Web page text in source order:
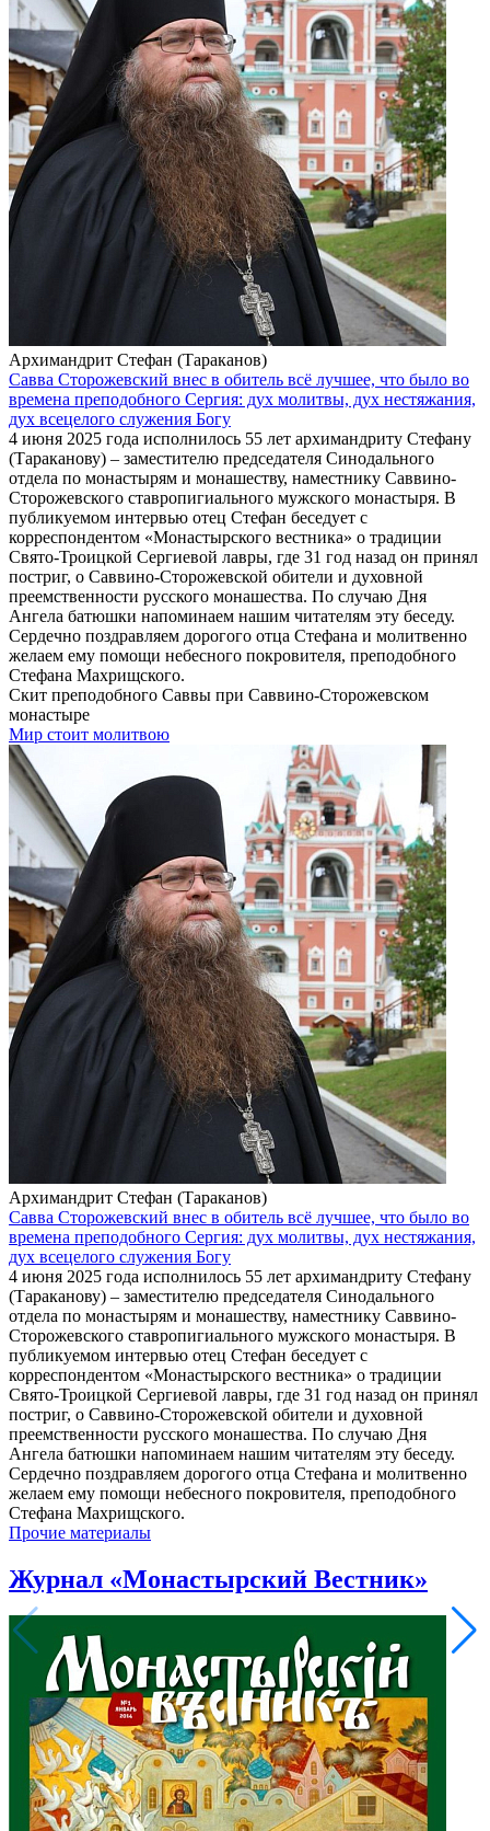
Архимандрит Стефан (Тараканов)
Савва Сторожевский внес в обитель всё лучшее, что было во
времена преподобного Сергия: дух молитвы, дух нестяжания,
дух всецелого служения Богу
4 июня 2025 года исполнилось 55 лет архимандриту Стефану
(Тараканову) – заместителю председателя Синодального
отдела по монастырям и монашеству, наместнику Саввино-
Сторожевского ставропигиального мужского монастыря. В
публикуемом интервью отец Стефан беседует с
корреспондентом «Монастырского вестника» о традиции
Свято-Троицкой Сергиевой лавры, где 31 год назад он принял
постриг, о Саввино-Сторожевской обители и духовной
преемственности русского монашества. По случаю Дня
Ангела батюшки напоминаем нашим читателям эту беседу.
Сердечно поздравляем дорогого отца Стефана и молитвенно
желаем ему помощи небесного покровителя, преподобного
Стефана Махрищского.
Скит преподобного Саввы при Саввино-Сторожевском
монастыре
Мир стоит молитвою
Архимандрит Стефан (Тараканов)
Савва Сторожевский внес в обитель всё лучшее, что было во
времена преподобного Сергия: дух молитвы, дух нестяжания,
дух всецелого служения Богу
4 июня 2025 года исполнилось 55 лет архимандриту Стефану
(Тараканову) – заместителю председателя Синодального
отдела по монастырям и монашеству, наместнику Саввино-
Сторожевского ставропигиального мужского монастыря. В
публикуемом интервью отец Стефан беседует с
корреспондентом «Монастырского вестника» о традиции
Свято-Троицкой Сергиевой лавры, где 31 год назад он принял
постриг, о Саввино-Сторожевской обители и духовной
преемственности русского монашества. По случаю Дня
Ангела батюшки напоминаем нашим читателям эту беседу.
Сердечно поздравляем дорогого отца Стефана и молитвенно
желаем ему помощи небесного покровителя, преподобного
Стефана Махрищского.
Прочие материалы
Журнал «Монастырский Вестник»